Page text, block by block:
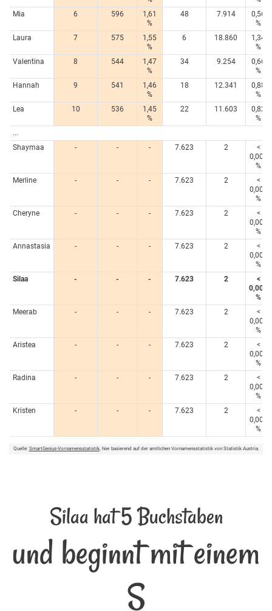
Mia
6 596
1,61
%
48 7.914
0,56
%
Laura
7 575
1,55
%
6 18.860
1,34
%
Valentina
8 544
1,47
%
34 9.254
0,66
%
Hannah
9 541
1,46
%
18 12.341
0,88
%
Lea
10 536
1,45
%
22 11.603
0,82
%
...
Shaymaa
- - - 7.623 2
<
0,005
%
Merline
- - - 7.623 2
<
0,005
%
Cheryne
- - - 7.623 2
<
0,005
%
Annastasia
- - - 7.623 2
<
0,005
%
Silaa
- - - 7.623 2
<
0,005
%
Meerab
- - - 7.623 2
<
0,005
%
Aristea
- - - 7.623 2
<
0,005
%
Radina
- - - 7.623 2
<
0,005
%
Kristen
- - - 7.623 2
<
0,005
%
Quelle: SmartGenius-Vornamensstatistik, hier basierend auf der amtlichen Vornamensstatistik von Statistik Austria.
Silaa hat 5 Buchstaben
und beginnt mit einem
S